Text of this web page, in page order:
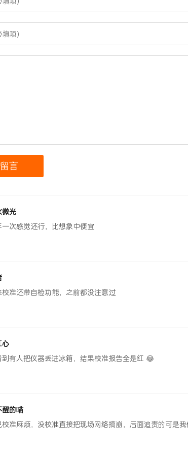
微光
一次感觉还行，比想象中便宜
校准还带自检功能，之前都没注意过
心
到有人把仪器丢进冰箱，结果校准报告全是红 😂
醒的喵
校准麻烦，没校准直接把现场网络搞崩，后面追责的可是我